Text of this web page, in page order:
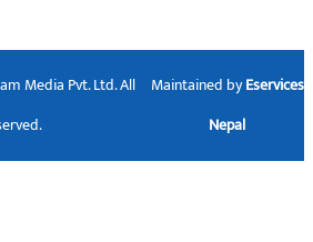
Media Pvt. Ltd. All
Maintained byEservices
Nepal